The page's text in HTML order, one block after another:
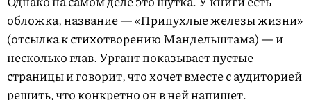
обложка, название — «Припухлые железы жизни»
(отсылка к стихотворению Мандельштама) — и
несколько глав. Ургант показывает пустые
страницы и говорит, что хочет вместе с аудиторией
решить, что конкретно он в ней напишет.